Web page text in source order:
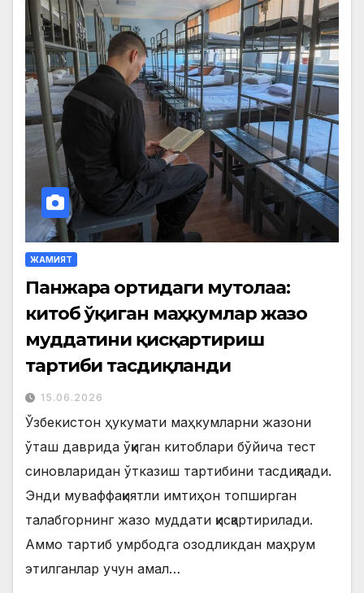
ЖАМИЯТ
Панжара ортидаги мутолаа:
китоб ўқиган маҳкумлар жазо
муддатини қисқартириш
тартиби тасдиқланди
15.06.2026
Ўзбекистон ҳукумати маҳкумларни жазони
ўташ даврида ўқиган китоблари бўйича тест
синовларидан ўтказиш тартибини тасдиқлади.
Энди муваффақиятли имтиҳон топширган
талабгорнинг жазо муддати қисқартирилади.
Аммо тартиб умрбодга озодликдан маҳрум
этилганлар учун амал…